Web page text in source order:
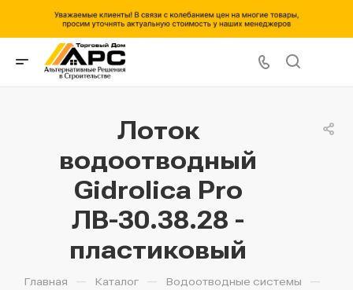
Лоток
водоотводный
Gidrolica Pro
ЛВ-30.38.28 -
пластиковый
Главная — Каталог — Водоотводные системы —